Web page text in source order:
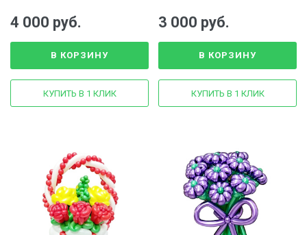
4 000 руб.
В КОРЗИНУ
КУПИТЬ В 1 КЛИК
3 000 руб.
В КОРЗИНУ
КУПИТЬ В 1 КЛИК